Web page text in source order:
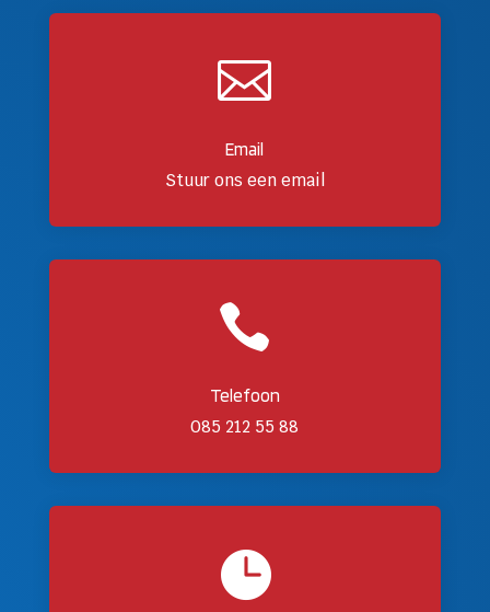

Email
Stuur ons een email

Telefoon
085 212 55 88
